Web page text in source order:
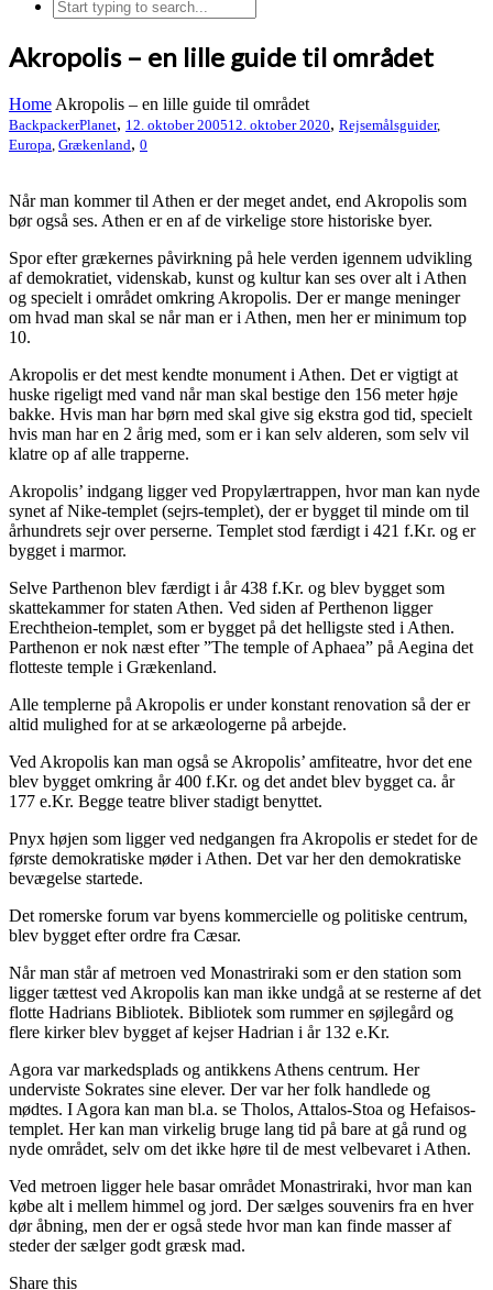
Akropolis – en lille guide til området
Home Akropolis – en lille guide til området
BackpackerPlanet, 12. oktober 200512. oktober 2020, Rejsemålsguider,
Europa Grækenland, 0
Når man kommer til Athen er der meget andet, end Akropolis som
bør også ses. Athen er en af de virkelige store historiske byer.
Spor efter grækernes påvirkning på hele verden igennem udvikling
af demokratiet, videnskab, kunst og kultur kan ses over alt i Athen
og specielt i området omkring Akropolis. Der er mange meninger
om hvad man skal se når man er i Athen, men her er minimum top
10.
Akropolis er det mest kendte monument i Athen. Det er vigtigt at
huske rigeligt med vand når man skal bestige den 156 meter høje
bakke. Hvis man har børn med skal give sig ekstra god tid, specielt
hvis man har en 2 årig med, som er i kan selv alderen, som selv vil
klatre op af alle trapperne.
Akropolis’ indgang ligger ved Propylærtrappen, hvor man kan nyde
synet af Nike-templet (sejrs-templet), der er bygget til minde om til
århundrets sejr over perserne. Templet stod færdigt i 421 f.Kr. og er
bygget i marmor.
Selve Parthenon blev færdigt i år 438 f.Kr. og blev bygget som
skattekammer for staten Athen. Ved siden af Perthenon ligger
Erechtheion-templet, som er bygget på det helligste sted i Athen.
Parthenon er nok næst efter ”The temple of Aphaea” på Aegina det
flotteste temple i Grækenland.
Alle templerne på Akropolis er under konstant renovation så der er
altid mulighed for at se arkæologerne på arbejde.
Ved Akropolis kan man også se Akropolis’ amfiteatre, hvor det ene
blev bygget omkring år 400 f.Kr. og det andet blev bygget ca. år
177 e.Kr. Begge teatre bliver stadigt benyttet.
Pnyx højen som ligger ved nedgangen fra Akropolis er stedet for de
første demokratiske møder i Athen. Det var her den demokratiske
bevægelse startede.
Det romerske forum var byens kommercielle og politiske centrum,
blev bygget efter ordre fra Cæsar.
Når man står af metroen ved Monastriraki som er den station som
ligger tættest ved Akropolis kan man ikke undgå at se resterne af det
flotte Hadrians Bibliotek. Bibliotek som rummer en søjlegård og
flere kirker blev bygget af kejser Hadrian i år 132 e.Kr.
Agora var markedsplads og antikkens Athens centrum. Her
underviste Sokrates sine elever. Der var her folk handlede og
mødtes. I Agora kan man bl.a. se Tholos, Attalos-Stoa og Hefaisos-
templet. Her kan man virkelig bruge lang tid på bare at gå rund og
nyde området, selv om det ikke høre til de mest velbevaret i Athen.
Ved metroen ligger hele basar området Monastriraki, hvor man kan
købe alt i mellem himmel og jord. Der sælges souvenirs fra en hver
dør åbning, men der er også stede hvor man kan finde masser af
steder der sælger godt græsk mad.
Share this